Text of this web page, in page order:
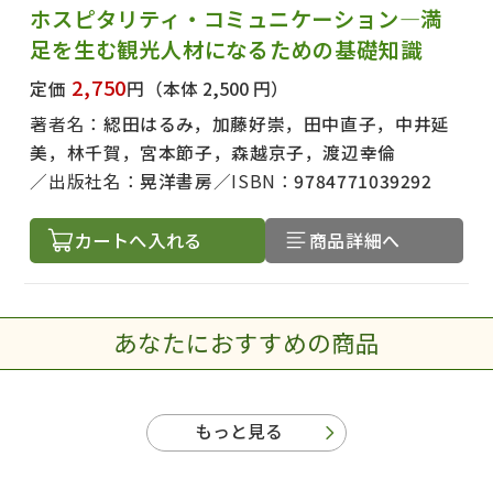
ホスピタリティ・コミュニケーション―満
足を生む観光人材になるための基礎知識
定価 2,750円 （本体 2,500 円）
著者名： 綛田はるみ，加藤好崇，田中直子，中井延
美，林千賀，宮本節子，森越京子，渡辺幸倫
出版社名： 晃洋書房 ISBN：9784771039292
カートへ入れる 商品詳細へ
あなたにおすすめの商品
もっと見る